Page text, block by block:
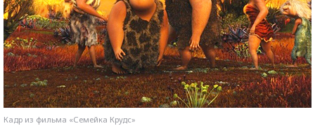
Кадр из фильма «Семейка Крудс»